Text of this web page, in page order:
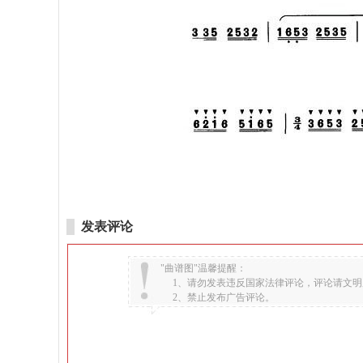
发表评论
"曲谱图"温馨提醒：
1、请勿发表违反国家法律评论，评论请文
2、禁止发布广告评论。